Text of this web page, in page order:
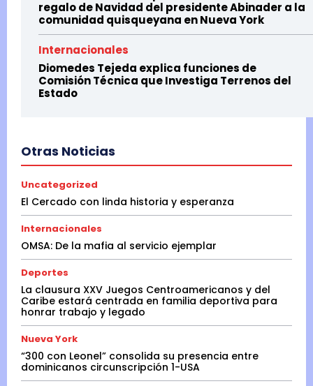
regalo de Navidad del presidente Abinader a la
comunidad quisqueyana en Nueva York
Internacionales
Diomedes Tejeda explica funciones de
Comisión Técnica que Investiga Terrenos del
Estado
Otras Noticias
Uncategorized
El Cercado con linda historia y esperanza
Internacionales
OMSA: De la mafia al servicio ejemplar
Deportes
La clausura XXV Juegos Centroamericanos y del
Caribe estará centrada en familia deportiva para
honrar trabajo y legado
Nueva York
“300 con Leonel” consolida su presencia entre
dominicanos circunscripción 1-USA